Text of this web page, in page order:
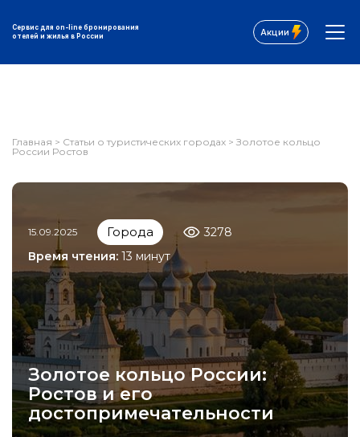
Сервис для on-line бронирования
отелей и жилья в России
Акции
Главная > Статьи о туристических городах > Золотое кольцо
России Ростов
15.09.2025 Города
3278
Время чтения: 13 минут
Золотое кольцо России:
Ростов и его
достопримечательности